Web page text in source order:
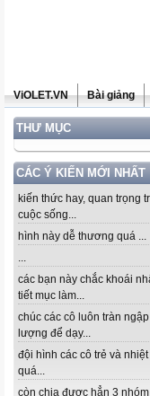
ViOLET.VN Bài giảng
THƯ MỤC
CÁC Ý KIẾN MỚI NHẤT
kiến thức hay, quan trọng
cuộc sống...
hình này dễ thương quá ...
...
các bạn này chắc khoái
tiết mục làm...
chúc các cô luôn tràn
lượng để dạy...
đội hình các cô trẻ và
quá...
còn chia được hẳn 3